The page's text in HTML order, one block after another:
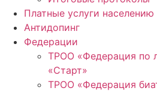
Платные услуги населению
Антидопинг
Федерации
ТРОО «Федерация по
«Старт»
ТРОО «Федерация